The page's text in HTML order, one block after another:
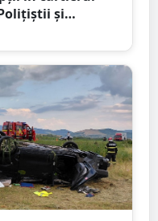
și
un apel la 112